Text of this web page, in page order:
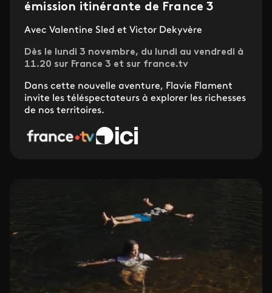
émission itinérante de France 3
Avec Valentine Sled et Victor Dekyvère
Dès le lundi 3 novembre, du lundi au vendredi à
11.20 sur France 3 et sur france.tv
Dans cette nouvelle aventure, Flavie Flament
invite les téléspectateurs à explorer les richesses
de nos territoires.